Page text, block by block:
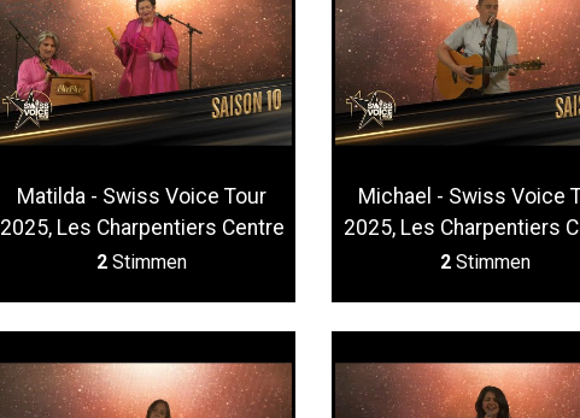
Matilda - Swiss Voice Tour
2025, Les Charpentiers Centre
2 Stimmen
Michael - Swiss Voice
2025, Les Charpentiers
2 Stimmen